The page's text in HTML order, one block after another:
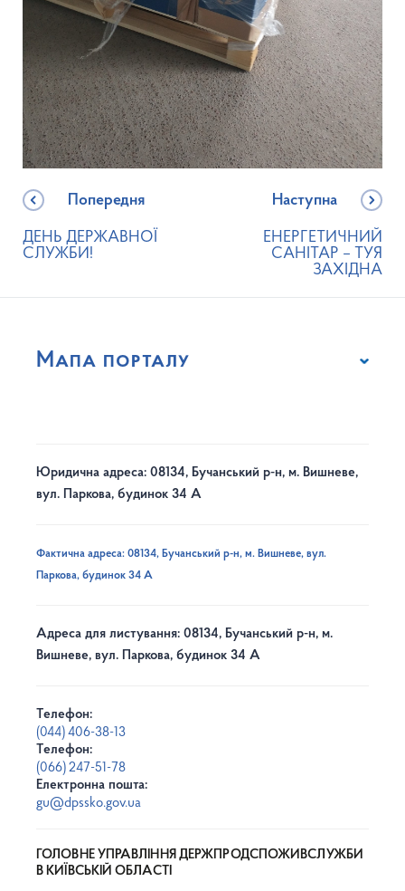
Попередня
ДЕНЬ ДЕРЖАВНОЇ
СЛУЖБИ!
Наступна
ЕНЕРГЕТИЧНИЙ
САНІТАР – ТУЯ
ЗАХІДНА
Мапа порталу
Юридична адреса: 08134, Бучанський р-н, м. Вишневе,
вул. Паркова, будинок 34 А
Фактична адреса: 08134, Бучанський р-н, м. Вишневе, вул.
Паркова, будинок 34 А
Адреса для листування: 08134, Бучанський р-н, м.
Вишневе, вул. Паркова, будинок 34 А
Телефон:
(044) 406-38-13
Телефон:
(066) 247-51-78
Електронна пошта:
gu@dpssko.gov.ua
ГОЛОВНЕ УПРАВЛІННЯ ДЕРЖПРОДСПОЖИВСЛУЖБИ
В КИЇВСЬКІЙ ОБЛАСТІ